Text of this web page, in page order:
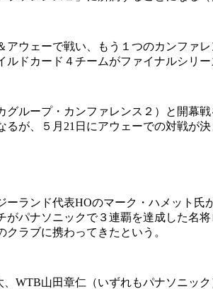
ウェーで戦い、もう１つのカンファ
ドカード４チームがファイナルシリー
ループ・カンファレンス２）と開幕
が、５月21日にアウェーでの対戦が決
ランド代表HOのマーク・ハメット
パナソニックで３連覇を達成した名
ラブに携わってきたという。
WTB山田章仁（いずれもパナソニッ